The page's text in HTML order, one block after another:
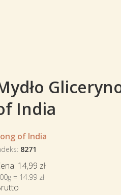
India
of India
8271
14,99 zł
= 14.99 zł